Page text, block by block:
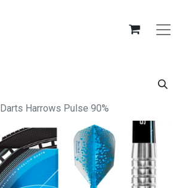
Darts Harrows Pulse 90%